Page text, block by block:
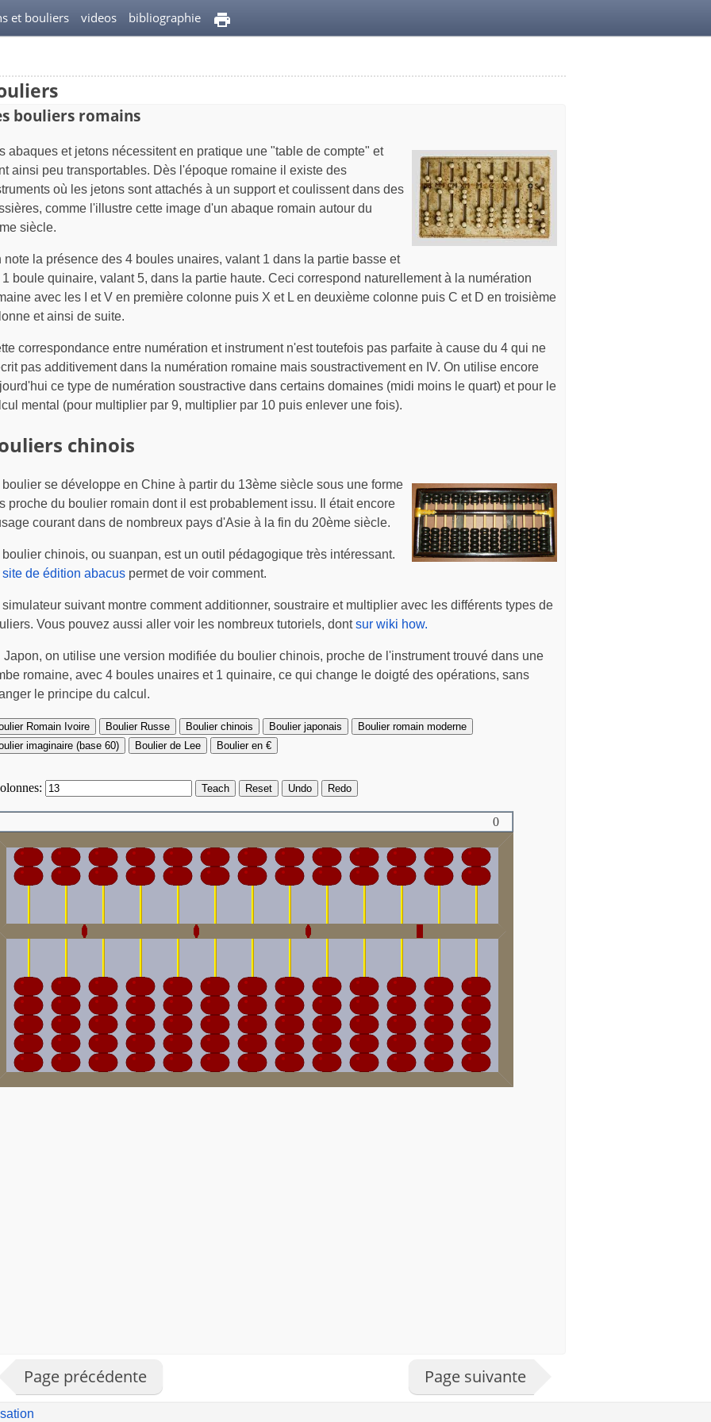
et bouliers videos bibliographie
bouliers romains
abaques et jetons nécessitent en pratique une "table de compte" et
ainsi peu transportables. Dès l'époque romaine il existe des
où les jetons sont attachés à un support et coulissent dans des
comme l'illustre cette image d'un abaque romain autour du
siècle.
note la présence des 4 boules unaires, valant 1 dans la partie basse et
boule quinaire, valant 5, dans la partie haute. Ceci correspond naturellement à la numération
avec les I et V en première colonne puis X et L en deuxième colonne puis C et D en troisième
et ainsi de suite.
correspondance entre numération et instrument n'est toutefois pas parfaite à cause du 4 qui ne
pas additivement dans la numération romaine mais soustractivement en IV. On utilise encore
ce type de numération soustractive dans certains domaines (midi moins le quart) et pour le
mental (pour multiplier par 9, multiplier par 10 puis enlever une fois).
chinois
se développe en Chine à partir du 13ème siècle sous une forme
proche du boulier romain dont il est probablement issu. Il était encore
courant dans de nombreux pays d'Asie à la fin du 20ème siècle.
chinois, ou suanpan, est un outil pédagogique très intéressant.
de édition abacuspermet de voir comment.
suivant montre comment additionner, soustraire et multiplier avec les différents types de
Vous pouvez aussi aller voir les nombreux tutoriels, dontsur wiki how.
Japon, on utilise une version modifiée du boulier chinois, proche de l'instrument trouvé dans une
romaine, avec 4 boules unaires et 1 quinaire, ce qui change le doigté des opérations, sans
le principe du calcul.
Romain Ivoire Boulier Russe Boulier chinois Boulier japonais
Boulier romain moderne
imaginaire (base 60)
Boulier de Lee Boulier en €
Page précédente Page suivante